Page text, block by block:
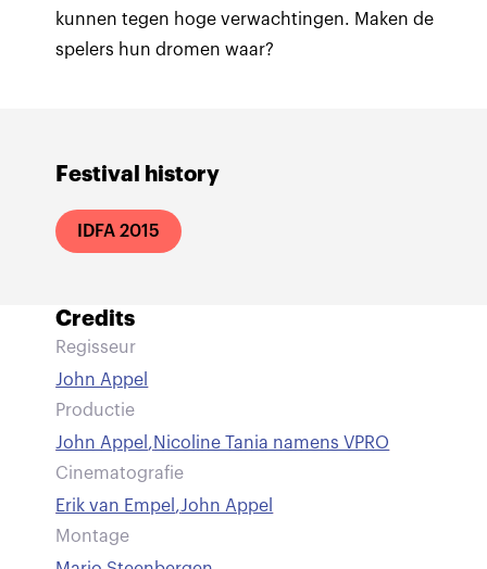
Festival history
IDFA 2015
kunnen tegen hoge verwachtingen. Maken de
spelers hun dromen waar?
Credits
Regisseur
John Appel
Productie
John Appel ,Nicoline Tania namens VPRO
Cinematografie
Erik van Empel ,John Appel
Montage